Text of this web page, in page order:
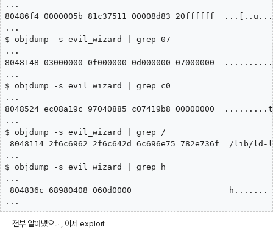
...
80486f4 0000005b 81c37511 00008d83 20ffffff
...
$ objdump -s evil_wizard | grep 07
...
8048148 03000000 0f000000 0d000000 07000000
...
$ objdump -s evil_wizard | grep c0
...
8048524 ec08a19c 97040885 c07419b8 00000000
...
$ objdump -s evil_wizard | grep /
8048114 2f6c6962 2f6c642d 6c696e75 782e736f  /lib/
...
$ objdump -s evil_wizard | grep h
...
804836c 68980408 060d0000                    h.......
...
전부 알아냈으니, 이제 exploit